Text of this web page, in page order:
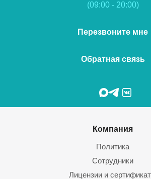
(09:00 - 20:00)
Перезвоните мне
Обратная связь
Компания
Политика
Сотрудники
Лицензии и